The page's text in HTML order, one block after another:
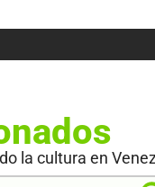
la cultura en